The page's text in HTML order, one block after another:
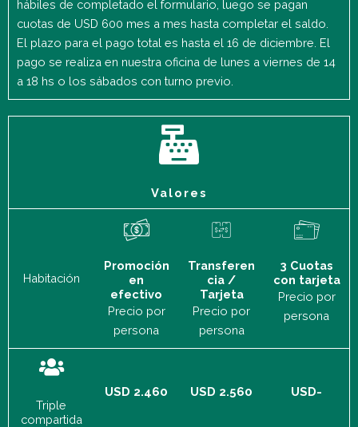
hábiles de completado el formulario, luego se pagan
cuotas de USD 600 mes a mes hasta completar el saldo.
El plazo para el pago total es hasta el 16 de diciembre. El
pago se realiza en nuestra oficina de lunes a viernes de 14
a 18 hs o los sábados con turno previo.
Valores
Habitación
Promoción
en
efectivo
Precio por
persona
Transferen
cia /
Tarjeta
Precio por
persona
3 Cuotas
con tarjeta
Precio por
persona
Triple
compartida
USD 2.460 USD 2.560 USD-